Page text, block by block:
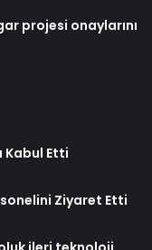
projesi onaylarını
Kabul Etti
Ziyaret Etti